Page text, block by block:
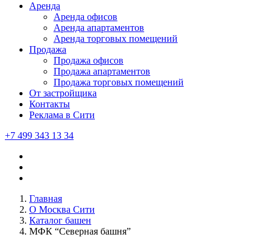
Аренда
Аренда офисов
Аренда апартаментов
Аренда торговых помещений
Продажа
Продажа офисов
Продажа апартаментов
Продажа торговых помещений
От застройщика
Контакты
Реклама в Сити
+7 499 343 13 34
Главная
О Москва Сити
Каталог башен
МФК “Северная башня”